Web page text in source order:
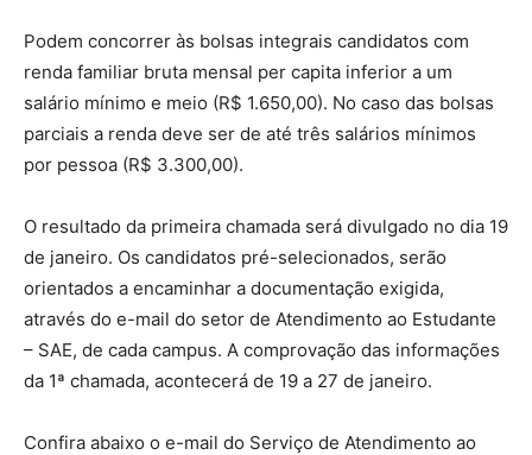
Podem concorrer às bolsas integrais candidatos com
renda familiar bruta mensal per capita inferior a um
salário mínimo e meio (R$ 1.650,00). No caso das bolsas
parciais a renda deve ser de até três salários mínimos
por pessoa (R$ 3.300,00).
O resultado da primeira chamada será divulgado no dia 19
de janeiro. Os candidatos pré-selecionados, serão
orientados a encaminhar a documentação exigida,
através do e-mail do setor de Atendimento ao Estudante
– SAE, de cada campus. A comprovação das informações
da 1ª chamada, acontecerá de 19 a 27 de janeiro.
Confira abaixo o e-mail do Serviço de Atendimento ao